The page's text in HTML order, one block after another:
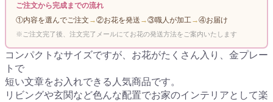
ご注文から完成までの流れ
①内容を選んでご注文 →②お花を発送 →③職人が加工→④お届け
※ご注文完了後、注文完了メールにてお花の発送方法をご案内いたします
コンパクトなサイズですが、お花がたくさん入り、金プレー
トで
短い文章をお入れできる人気商品です。
リビングや玄関など色んな配置でお家のインテリアとして楽